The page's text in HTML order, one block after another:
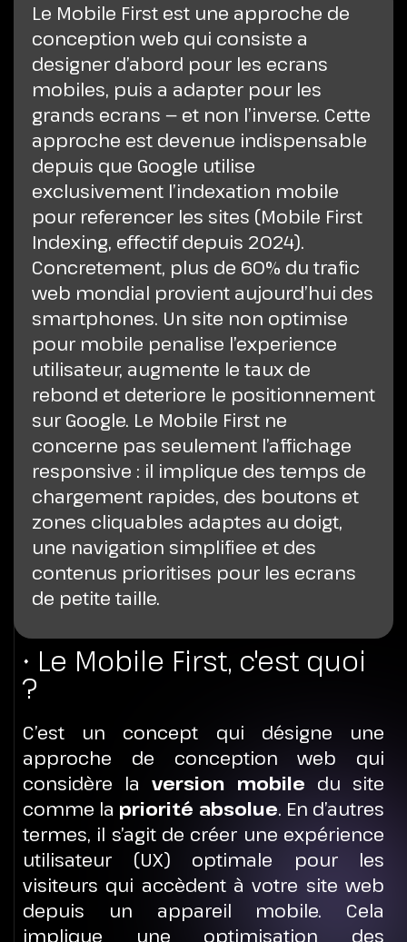
Le Mobile First est une approche de
conception web qui consiste a
designer d’abord pour les ecrans
mobiles, puis a adapter pour les
grands ecrans — et non l’inverse. Cette
approche est devenue indispensable
depuis que Google utilise
exclusivement l’indexation mobile
pour referencer les sites (Mobile First
Indexing, effectif depuis 2024).
Concretement, plus de 60% du trafic
web mondial provient aujourd’hui des
smartphones. Un site non optimise
pour mobile penalise l’experience
utilisateur, augmente le taux de
rebond et deteriore le positionnement
sur Google. Le Mobile First ne
concerne pas seulement l’affichage
responsive : il implique des temps de
chargement rapides, des boutons et
zones cliquables adaptes au doigt,
une navigation simplifiee et des
contenus prioritises pour les ecrans
de petite taille.
• Le Mobile First, c'est quoi
?
C’est un concept qui désigne une
approche de conception web qui
considère laversion mobile du site
comme la priorité absolue. En d’autres
termes, il s’agit de créer une expérience
utilisateur (UX) optimale pour les
visiteurs qui accèdent à votre site web
depuis un appareil mobile. Cela
implique une optimisation des